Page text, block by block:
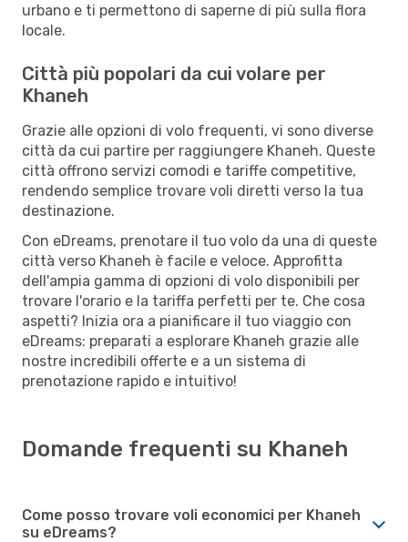
urbano e ti permettono di saperne di più sulla flora
locale.
Città più popolari da cui volare per
Khaneh
Grazie alle opzioni di volo frequenti, vi sono diverse
città da cui partire per raggiungere Khaneh. Queste
città offrono servizi comodi e tariffe competitive,
rendendo semplice trovare voli diretti verso la tua
destinazione.
Con eDreams, prenotare il tuo volo da una di queste
città verso Khaneh è facile e veloce. Approfitta
dell'ampia gamma di opzioni di volo disponibili per
trovare l'orario e la tariffa perfetti per te. Che cosa
aspetti? Inizia ora a pianificare il tuo viaggio con
eDreams: preparati a esplorare Khaneh grazie alle
nostre incredibili offerte e a un sistema di
prenotazione rapido e intuitivo!
Domande frequenti su Khaneh
Come posso trovare voli economici per Khaneh
su eDreams?